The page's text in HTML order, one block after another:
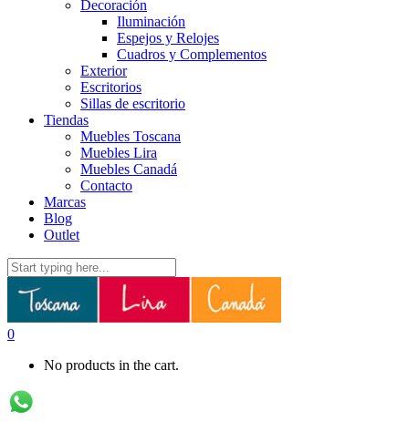
Decoración
Iluminación
Espejos y Relojes
Cuadros y Complementos
Exterior
Escritorios
Sillas de escritorio
Tiendas
Muebles Toscana
Muebles Lira
Muebles Canadá
Contacto
Marcas
Blog
Outlet
0
No products in the cart.